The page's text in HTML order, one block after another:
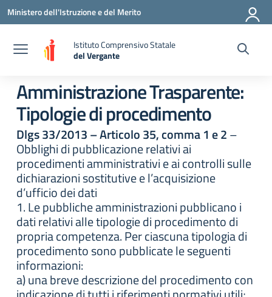
Vai ai contenuti
Vai al menu di navigazione
Vai al footer
Ministero dell'Istruzione e del Merito
Istituto Comprensivo Statale
del Vergante
— Visita la pagina iniziale della scuola
Amministrazione Trasparente:
Tipologie di procedimento
Dlgs 33/2013 – Articolo 35, comma 1 e 2–
Obblighi di pubblicazione relativi ai
procedimenti amministrativi e ai controlli sulle
dichiarazioni sostitutive e l’acquisizione
d’ufficio dei dati
1. Le pubbliche amministrazioni pubblicano i
dati relativi alle tipologie di procedimento di
propria competenza. Per ciascuna tipologia di
procedimento sono pubblicate le seguenti
informazioni:
a) una breve descrizione del procedimento con